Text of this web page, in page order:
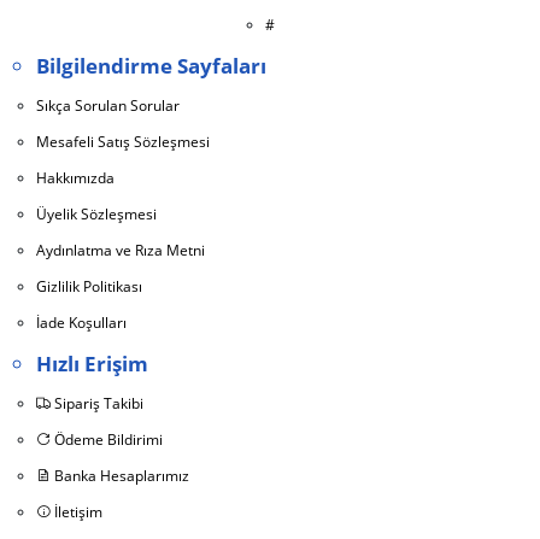
#
Bilgilendirme Sayfaları
Sıkça Sorulan Sorular
Mesafeli Satış Sözleşmesi
Hakkımızda
Üyelik Sözleşmesi
Aydınlatma ve Rıza Metni
Gizlilik Politikası
İade Koşulları
Hızlı Erişim
Sipariş Takibi
Ödeme Bildirimi
Banka Hesaplarımız
İletişim